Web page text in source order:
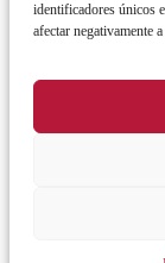
identificadores únicos
afectar negativamente